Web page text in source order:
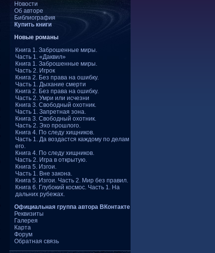
Новости
Об авторе
Библиография
Купить книги
Новые романы
Книга 1. Заброшенные миры.
Часть 1. «Даквил»
Книга 1. Заброшенные миры.
Часть 2. Игрок
Книга 2. Без права на ошибку.
Часть 1. Дыхание смерти
Книга 2. Без права на ошибку.
Часть 2. Умри или исчезни
Книга 3. Свободный охотник.
Часть 1. Запретная зона.
Книга 3. Свободный охотник.
Часть 2. Эхо прошлого.
Книга 4. По следу хищников.
Часть 1. Да воздастся каждому по делам
его.
Книга 4. По следу хищников.
Часть 2. Игра в открытую.
Книга 5. Изгои.
Часть 1. Вне закона.
Книга 5. Изгои. Часть 2. Мир без правил.
Книга 6. Глубокий космос. Часть 1. На
дальних рубежах.
Официальная группа автора ВКонтакте
Реквизиты
Галерея
Карта
Форум
Обратная связь